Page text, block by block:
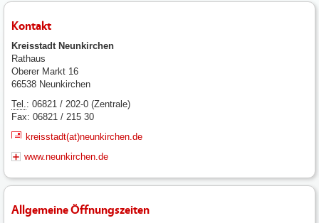
Kontakt
Kreisstadt Neunkirchen
Rathaus
Oberer Markt 16
66538 Neunkirchen
Tel. : 06821 / 202-0 (Zentrale)
Fax: 06821 / 215 30
kreisstadt(at)neunkirchen.de
www.neunkirchen.de
Allgemeine Öffnungszeiten